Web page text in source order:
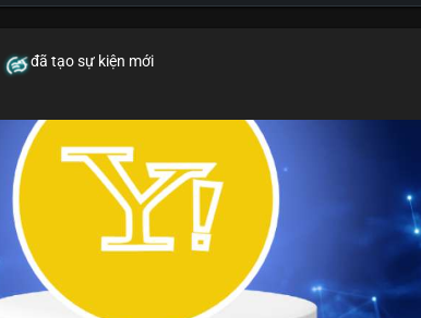
đã tạo sự kiện mới